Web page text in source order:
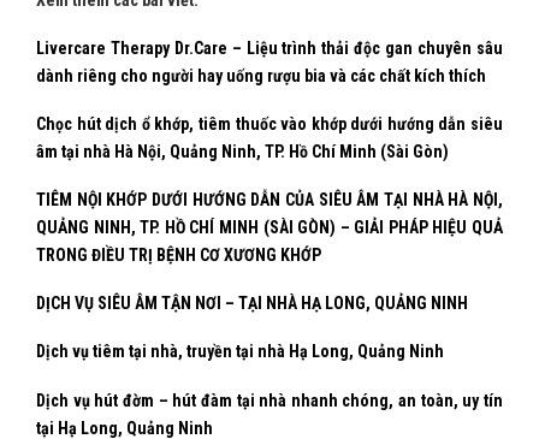
Livercare Therapy Dr.Care – Liệu trình thải độc gan chuyên sâu
dành riêng cho người hay uống rượu bia và các chất kích thích
Chọc hút dịch ổ khớp, tiêm thuốc vào khớp dưới hướng dẫn siêu
âm tại nhà Hà Nội, Quảng Ninh, TP. Hồ Chí Minh (Sài Gòn)
TIÊM NỘI KHỚP DƯỚI HƯỚNG DẪN CỦA SIÊU ÂM TẠI NHÀ HÀ NỘI,
QUẢNG NINH, TP. HỒ CHÍ MINH (SÀI GÒN) – GIẢI PHÁP HIỆU QUẢ
TRONG ĐIỀU TRỊ BỆNH CƠ XƯƠNG KHỚP
DỊCH VỤ SIÊU ÂM TẬN NƠI – TẠI NHÀ HẠ LONG, QUẢNG NINH
Dịch vụ tiêm tại nhà, truyền tại nhà Hạ Long, Quảng Ninh
Dịch vụ hút đờm – hút đàm tại nhà nhanh chóng, an toàn, uy tín
tại Hạ Long, Quảng Ninh